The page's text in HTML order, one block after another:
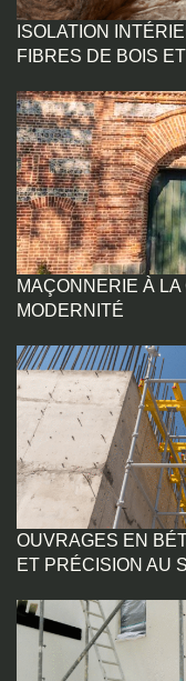
ISOLATION
FIBRES DE BOIS
MAÇONNERIE À
MODERNITÉ
OUVRAGES EN
ET PRÉCISION AU